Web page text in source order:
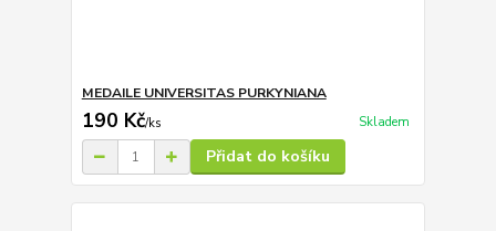
MEDAILE UNIVERSITAS PURKYNIANA
190 Kč/ks Skladem
Přidat do košíku